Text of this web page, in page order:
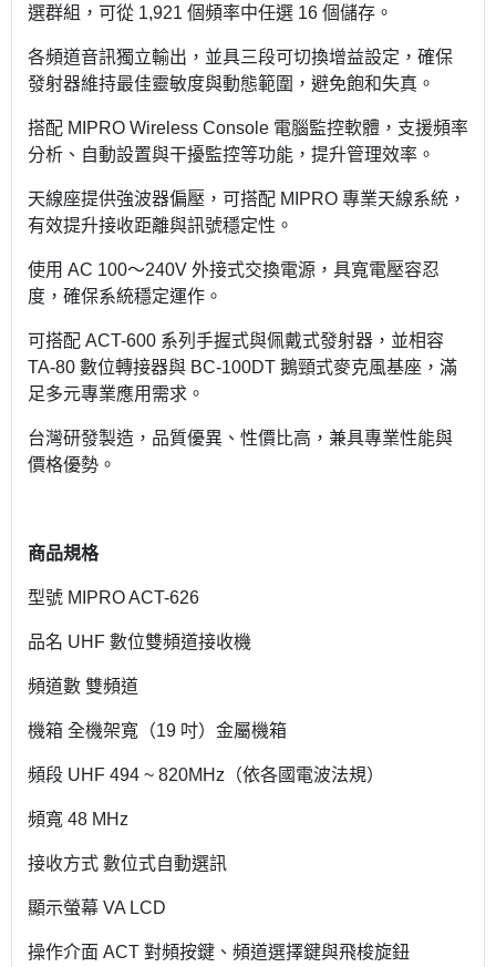
選群組，可從 1,921 個頻率中任選 16 個儲存。
各頻道音訊獨立輸出，並具三段可切換增益設定，確保
發射器維持最佳靈敏度與動態範圍，避免飽和失真。
搭配 MIPRO Wireless Console 電腦監控軟體，支援頻率
分析、自動設置與干擾監控等功能，提升管理效率。
天線座提供強波器偏壓，可搭配 MIPRO 專業天線系統，
有效提升接收距離與訊號穩定性。
使用 AC 100～240V 外接式交換電源，具寬電壓容忍
度，確保系統穩定運作。
可搭配 ACT-600 系列手握式與佩戴式發射器，並相容
TA-80 數位轉接器與 BC-100DT 鵝頸式麥克風基座，滿
足多元專業應用需求。
台灣研發製造，品質優異、性價比高，兼具專業性能與
價格優勢。
商品規格
型號 MIPRO ACT-626
品名 UHF 數位雙頻道接收機
頻道數 雙頻道
機箱 全機架寬（19 吋）金屬機箱
頻段 UHF 494 ~ 820MHz（依各國電波法規）
頻寬 48 MHz
接收方式 數位式自動選訊
顯示螢幕 VA LCD
操作介面 ACT 對頻按鍵、頻道選擇鍵與飛梭旋鈕